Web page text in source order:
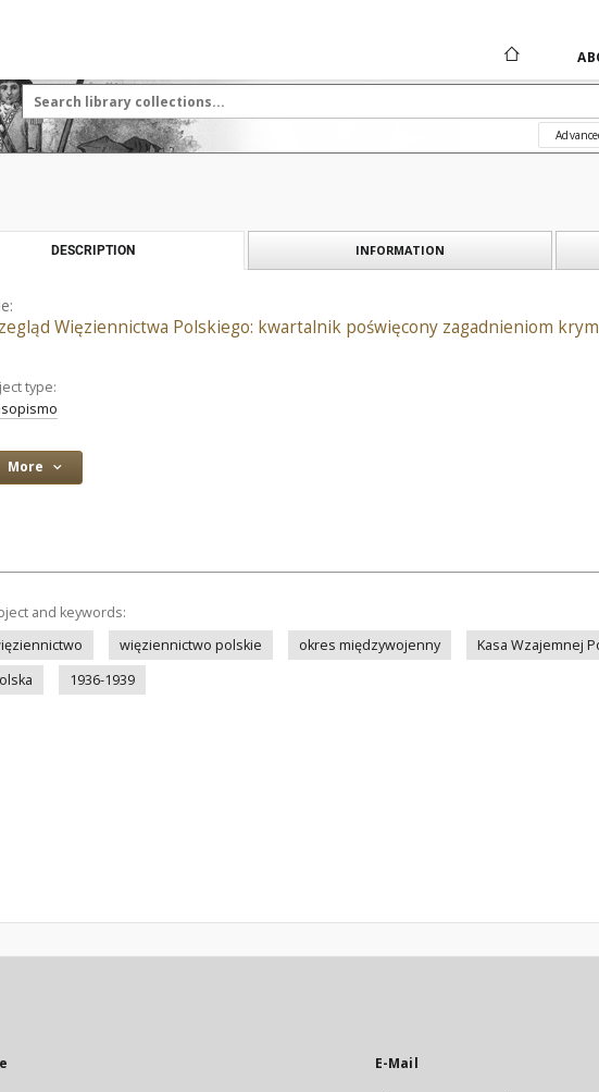
DESCRIPTION INFORMATION
Więziennictwa Polskiego: kwartalnik poświęcony zagadnieniom
type:
More
and keywords:
więziennictwo polskie okres międzywojenny
Kasa Wzajemnej
1936-1939
E-Mail